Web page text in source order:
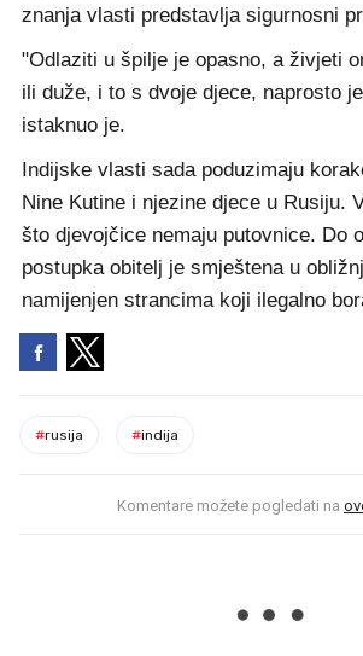
znanja vlasti predstavlja sigurnosni
"Odlaziti u špilje je opasno, a živjeti
ili duže, i to s dvoje djece, naprosto
istaknuo je.
Indijske vlasti sada poduzimaju
Nine Kutine i njezine djece u Rusiju.
što djevojčice nemaju putovnice. Do
postupka obitelj je smještena u
namijenjen strancima koji ilegalno
#rusija #indija
Komentare možete pogledati na